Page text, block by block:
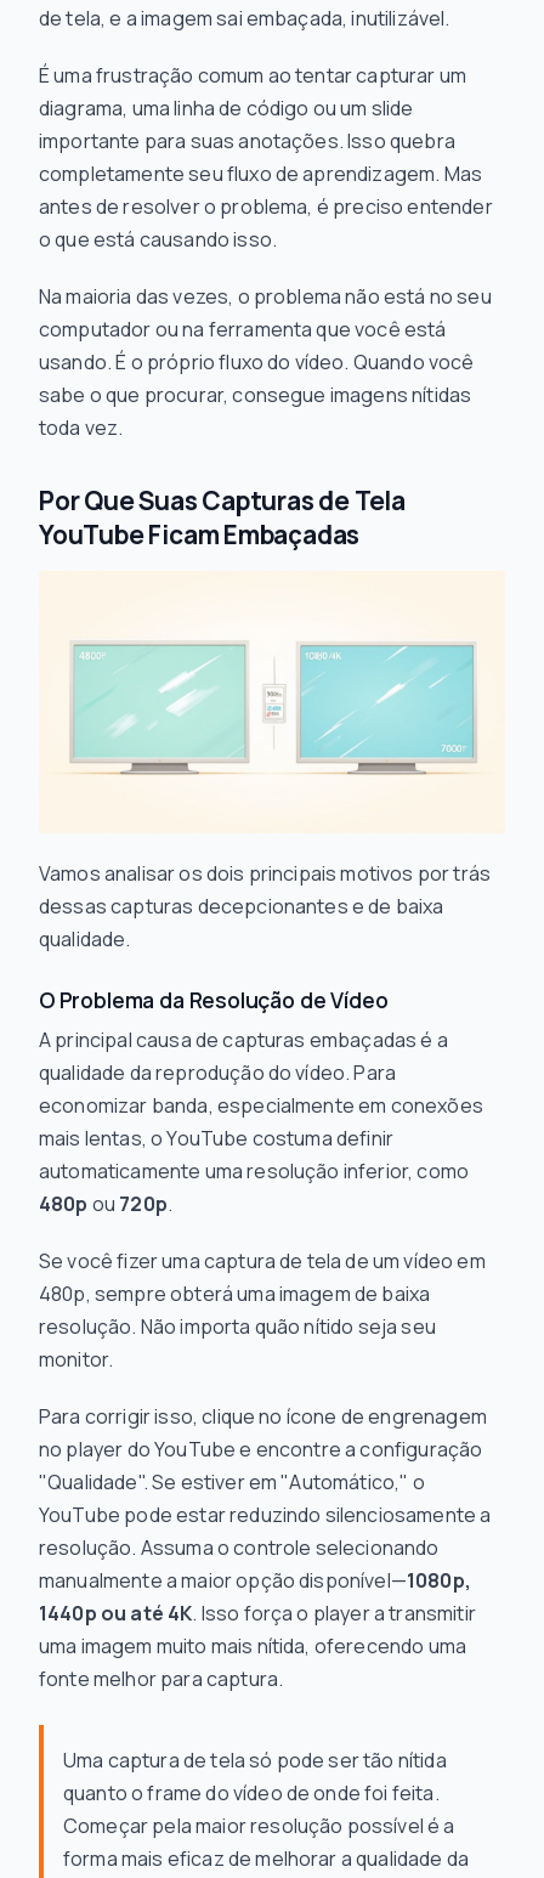
de tela, e a imagem sai embaçada, inutilizável.
É uma frustração comum ao tentar capturar um
diagrama, uma linha de código ou um slide
importante para suas anotações. Isso quebra
completamente seu fluxo de aprendizagem. Mas
antes de resolver o problema, é preciso entender
o que está causando isso.
Na maioria das vezes, o problema não está no seu
computador ou na ferramenta que você está
usando. É o próprio fluxo do vídeo. Quando você
sabe o que procurar, consegue imagens nítidas
toda vez.
Por Que Suas Capturas de Tela
YouTube Ficam Embaçadas
Vamos analisar os dois principais motivos por trás
dessas capturas decepcionantes e de baixa
qualidade.
O Problema da Resolução de Vídeo
A principal causa de capturas embaçadas é a
qualidade da reprodução do vídeo. Para
economizar banda, especialmente em conexões
mais lentas, o YouTube costuma definir
automaticamente uma resolução inferior, como
480p ou 720p.
Se você fizer uma captura de tela de um vídeo em
480p, sempreobterá uma imagem de baixa
resolução. Não importa quão nítido seja seu
monitor.
Para corrigir isso, clique no ícone de engrenagem
no player do YouTube e encontre a configuração
"Qualidade". Se estiver em "Automático," o
YouTube pode estar reduzindo silenciosamente a
resolução. Assuma o controle selecionando
manualmente a maior opção disponível—1080p,
1440p ou até 4K. Isso força o player a transmitir
uma imagem muito mais nítida, oferecendo uma
fonte melhor para captura.
Uma captura de tela só pode ser tão nítida
quanto o frame do vídeo de onde foi feita.
Começar pela maior resolução possível é a
forma mais eficaz de melhorar a qualidade da